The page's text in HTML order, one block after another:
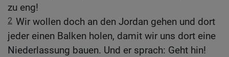
zu eng!
2 Wir wollen doch an den Jordan gehen und dort
jeder einen Balken holen, damit wir uns dort eine
Niederlassung bauen. Und er sprach: Geht hin!